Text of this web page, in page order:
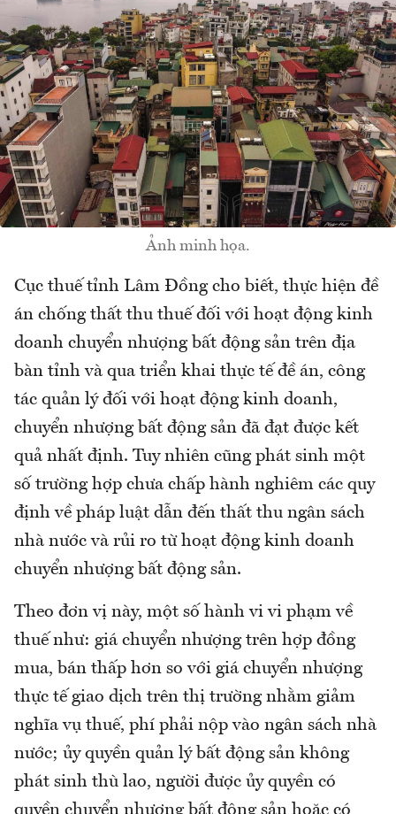
Ảnh minh họa.
Cục thuế tỉnh Lâm Đồng cho biết, thực hiện đề
án chống thất thu thuế đối với hoạt động kinh
doanh chuyển nhượng bất động sản trên địa
bàn tỉnh và qua triển khai thực tế đề án, công
tác quản lý đối với hoạt động kinh doanh,
chuyển nhượng bất động sản đã đạt được kết
quả nhất định. Tuy nhiên cũng phát sinh một
số trường hợp chưa chấp hành nghiêm các quy
định về pháp luật dẫn đến thất thu ngân sách
nhà nước và rủi ro từ hoạt động kinh doanh
chuyển nhượng bất động sản.
Theo đơn vị này, một số hành vi vi phạm về
thuế như: giá chuyển nhượng trên hợp đồng
mua, bán thấp hơn so với giá chuyển nhượng
thực tế giao dịch trên thị trường nhằm giảm
nghĩa vụ thuế, phí phải nộp vào ngân sách nhà
nước; ủy quyền quản lý bất động sản không
phát sinh thù lao, người được ủy quyền có